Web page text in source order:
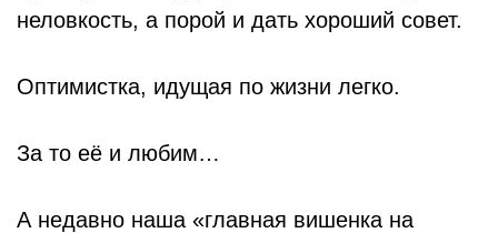
неловкость, а порой и дать хороший совет.
Оптимистка, идущая по жизни легко.
За то её и любим…
А недавно наша «главная вишенка на